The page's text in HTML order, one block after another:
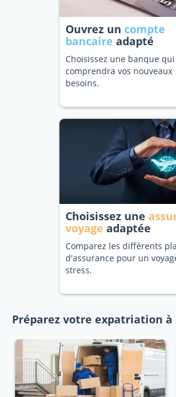
Ouvrez un compte
bancaire adapté
Choisissez une banque qui
comprendra vos nouveaux
besoins.
Choisissez une
voyage adaptée
Comparez les différents
d'assurance pour un
stress.
Préparez votre expatriation à